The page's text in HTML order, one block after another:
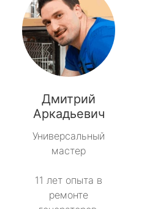
Дмитрий
Аркадьевич
Универсальный
мастер
11 лет опыта в
ремонте